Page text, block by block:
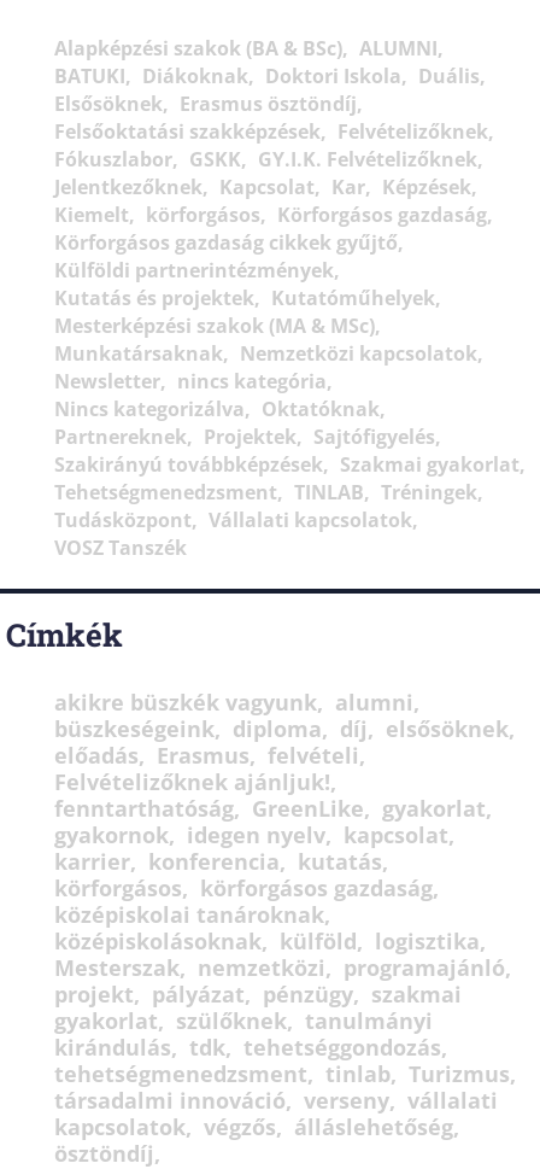
Alapképzési szakok (BA & BSc)
ALUMNI
BATUKI
Diákoknak Doktori Iskola
Duális
Elsősöknek
Erasmus ösztöndíj
Felsőoktatási szakképzések
Felvételizőknek
Fókuszlabor
GSKK
GY.I.K. Felvételizőknek
Jelentkezőknek
Kapcsolat Kar
Képzések
Kiemelt
körforgásos
Körforgásos gazdaság
Körforgásos gazdaság cikkek gyűjtő
Külföldi partnerintézmények
Kutatás és projektek
Kutatóműhelyek
Mesterképzési szakok (MA & MSc)
Munkatársaknak
Nemzetközi kapcsolatok
Newsletter
nincs kategória
Nincs kategorizálva
Oktatóknak
Partnereknek
Projektek
Sajtófigyelés
Szakirányú továbbképzések
Szakmai gyakorlat
Tehetségmenedzsment
TINLAB
Tréningek
Tudásközpont
Vállalati kapcsolatok
VOSZ Tanszék
Címkék
akikre büszkék vagyunk
alumni
büszkeségeink
diploma díj
elsősöknek
előadás
Erasmus
felvételi
Felvételizőknek ajánljuk!
fenntarthatóság
GreenLike
gyakorlat
gyakornok
idegen nyelv
kapcsolat
karrier
konferencia
kutatás
körforgásos
körforgásos gazdaság
középiskolai tanároknak
középiskolásoknak
külföld
logisztika
Mesterszak
nemzetközi
programajánló
projekt
pályázat pénzügy
szakmai
gyakorlat
szülőknek
tanulmányi
kirándulás
tdk
tehetséggondozás
tehetségmenedzsment
tinlab
Turizmus
társadalmi innováció
verseny
vállalati
kapcsolatok
végzős
álláslehetőség
ösztöndíj